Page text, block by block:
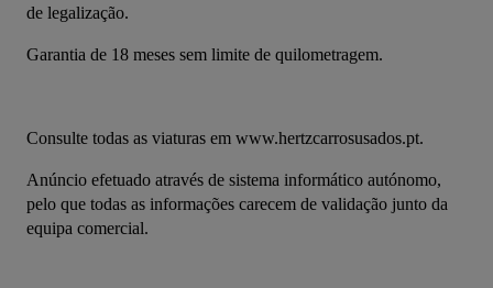
de legalização.
Garantia de 18 meses sem limite de quilometragem.
Consulte todas as viaturas em www.hertzcarrosusados.pt.
Anúncio efetuado através de sistema informático autónomo,
pelo que todas as informações carecem de validação junto da
equipa comercial.